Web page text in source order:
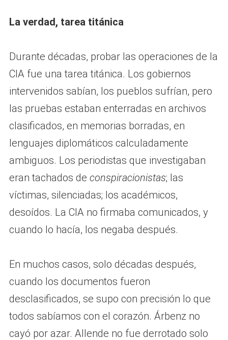
La verdad, tarea titánica
Durante décadas, probar las operaciones de la
CIA fue una tarea titánica. Los gobiernos
intervenidos sabían, los pueblos sufrían, pero
las pruebas estaban enterradas en archivos
clasificados, en memorias borradas, en
lenguajes diplomáticos calculadamente
ambiguos. Los periodistas que investigaban
eran tachados de conspiracionistas; las
víctimas, silenciadas; los académicos,
desoídos. La CIA no firmaba comunicados, y
cuando lo hacía, los negaba después.
En muchos casos, solo décadas después,
cuando los documentos fueron
desclasificados, se supo con precisión lo que
todos sabíamos con el corazón. Árbenz no
cayó por azar. Allende no fue derrotado solo